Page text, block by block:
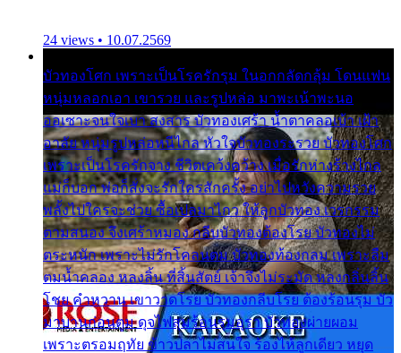
24 views • 10.07.2569
บัวทองโศก เพราะเป็นโรครักรุม ในอกกลัดกลุ้ม โดนแฟน
หนุ่มหลอกเอา เขารวย และรูปหล่อ มาพะเน้าพะนอ
ออเซาะจนใจเบา สงสาร บัวทองเศร้า น้ำตาคลอเบ้า เฝ้า
อาลัย หนุ่มรูปหล่อหนีไกล หัวใจบัวทองระรวย บัวทองโศก
เพราะเป็นโรครักจาง ชีวิตเคว้งคว้าง เมื่อรักห่างร้างไกล
แม่ก็บอก พ่อก็สั่งจะรักใครสักครั้ง อย่าไปหวังความรวย
พลั้งไปใครจะช่วย ซื้อเปลมาไกว ให้ลูกบัวทอง เวรกรรม
ตามสนอง จึงเศร้าหมอง กลีบบัวทองต้องโรย บัวทองไม่
ตระหนัก เพราะไม่รักโคลนตม บัวทองท้องกลม เพราะลืม
ตมน้ำคลอง หลงลิ้น ที่สิ้นสัตย์ เจ้าจึงไม่ระมัด หลงกลิ่นลิ้น
โชย คำหวาน เขาวาดโรย บัวทองกลีบโรย ต้องร้อนรุม บัว
มาบานก่อนตูม ดุจไฟสุมร้อนรุมอุรา บัวทองผ่ายผอม
เพราะตรอมฤทัย ข้าวปลาไม่สนใจ ร้องไห้ลูกเดียว หยุด